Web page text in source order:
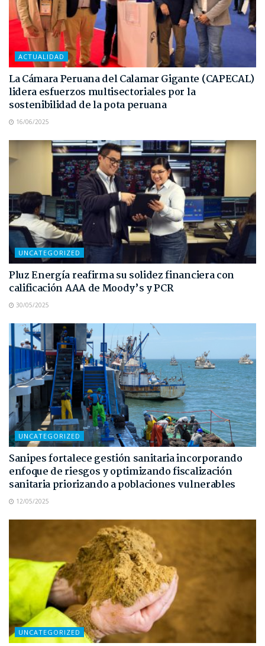
ACTUALIDAD
La Cámara Peruana del Calamar Gigante (CAPECAL)
lidera esfuerzos multisectoriales por la
sostenibilidad de la pota peruana
16/06/2025
UNCATEGORIZED
Pluz Energía reafirma su solidez financiera con
calificación AAA de Moody’s y PCR
30/05/2025
UNCATEGORIZED
Sanipes fortalece gestión sanitaria incorporando
enfoque de riesgos y optimizando fiscalización
sanitaria priorizando a poblaciones vulnerables
12/05/2025
UNCATEGORIZED